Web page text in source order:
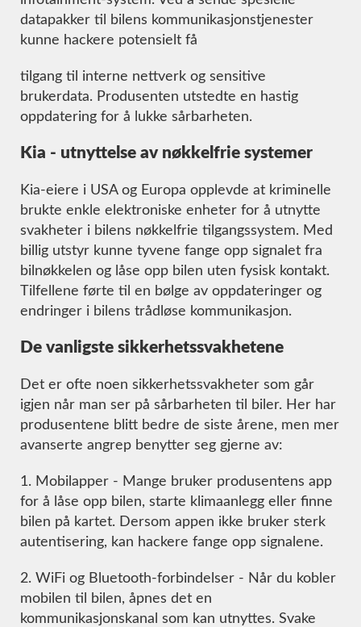
datapakker til bilens kommunikasjonstjenester
kunne hackere potensielt få
tilgang til interne nettverk og sensitive
brukerdata. Produsenten utstedte en hastig
oppdatering for å lukke sårbarheten.
Kia - utnyttelse av nøkkelfrie systemer
Kia-eiere i USA og Europa opplevde at kriminelle
brukte enkle elektroniske enheter for å utnytte
svakheter i bilens nøkkelfrie tilgangssystem. Med
billig utstyr kunne tyvene fange opp signalet fra
bilnøkkelen og låse opp bilen uten fysisk kontakt.
Tilfellene førte til en bølge av oppdateringer og
endringer i bilens trådløse kommunikasjon.
De vanligste sikkerhetssvakhetene
Det er ofte noen sikkerhetssvakheter som går
igjen når man ser på sårbarheten til biler. Her har
produsentene blitt bedre de siste årene, men mer
avanserte angrep benytter seg gjerne av:
1. Mobilapper - Mange bruker produsentens app
for å låse opp bilen, starte klimaanlegg eller finne
bilen på kartet. Dersom appen ikke bruker sterk
autentisering, kan hackere fange opp signalene.
2. WiFi og Bluetooth-forbindelser - Når du kobler
mobilen til bilen, åpnes det en
kommunikasjonskanal som kan utnyttes. Svake